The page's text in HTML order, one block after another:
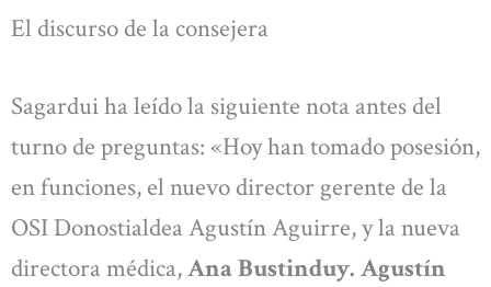
El discurso de la consejera
Sagardui ha leído la siguiente nota antes del
turno de preguntas: «Hoy han tomado posesión,
en funciones, el nuevo director gerente de la
OSI Donostialdea Agustín Aguirre, y la nueva
directora médica,Ana Bustinduy. Agustín